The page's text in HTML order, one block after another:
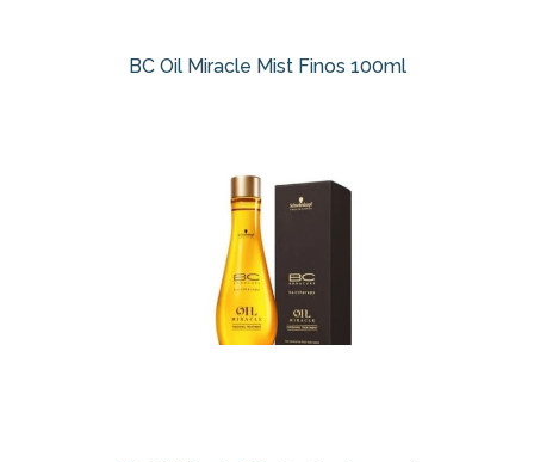
BC Oil Miracle Mist Finos 100ml